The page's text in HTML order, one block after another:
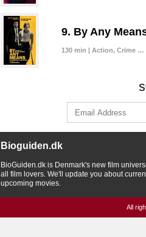
9. By Any
130 min | Action, Crime …
Bioguiden.dk
BioGuiden.dk is Denmark's new film
all film lovers. We'll update you about
upcoming movies.
All